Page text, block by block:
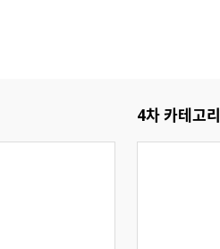
4차 카테고리